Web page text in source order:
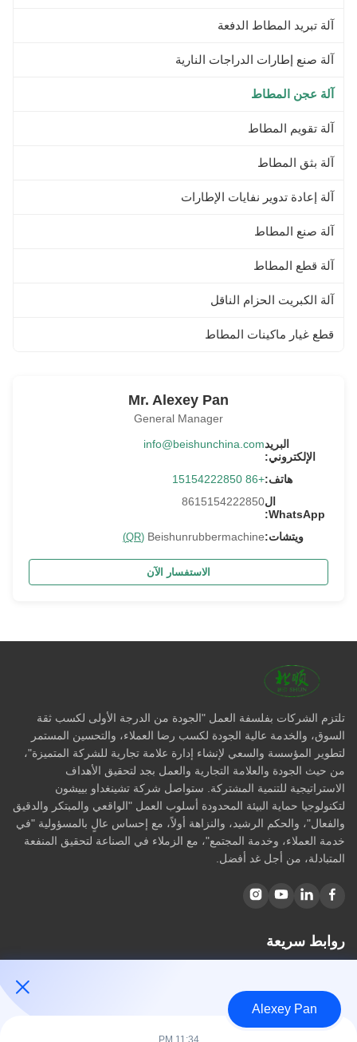
آلة تبريد المطاط الدفعة
آلة صنع إطارات الدراجات النارية
آلة عجن المطاط
آلة تقويم المطاط
آلة بثق المطاط
آلة إعادة تدوير نفايات الإطارات
آلة صنع المطاط
آلة قطع المطاط
آلة الكبريت الحزام الناقل
قطع غيار ماكينات المطاط
Mr. Alexey Pan
General Manager
البريد
الإلكتروني:
info@beishunchina.com
هاتف:+86 15154222850
ال
WhatsApp:
8615154222850
ويتشات:Beishunrubbermachine
(QR)
الاستفسار الآن
تلتزم الشركات بفلسفة العمل "الجودة من الدرجة الأولى لكسب ثقة
السوق، والخدمة عالية الجودة لكسب رضا العملاء، والتحسين المستمر
لتطوير المؤسسة والسعي لإنشاء إدارة علامة تجارية للشركة المتميزة"،
من حيث الجودة والعلامة التجارية والعمل بجد لتحقيق الأهداف
الاستراتيجية للتنمية المشتركة. ستواصل شركة تشينغداو بييشون
لتكنولوجيا حماية البيئة المحدودة أسلوب العمل "الواقعي والمبتكر والدقيق
والفعال"، والحكم الرشيد، والنزاهة أولاً، مع إحساس عالٍ بالمسؤولية "في
خدمة العملاء، وخدمة المجتمع"، مع الزملاء في الصناعة لتحقيق المنفعة
المتبادلة، من أجل غد أفضل.
روابط سريعة
معلومات عنا
المنتجات
اتصل بنا
Alexey Pan
11:34 PM